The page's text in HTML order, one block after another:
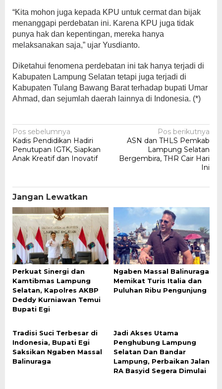
“Kita mohon juga kepada KPU untuk cermat dan bijak
menanggapi perdebatan ini. Karena KPU juga tidak
punya hak dan kepentingan, mereka hanya
melaksanakan saja,” ujar Yusdianto.
Diketahui fenomena perdebatan ini tak hanya terjadi di
Kabupaten Lampung Selatan tetapi juga terjadi di
Kabupaten Tulang Bawang Barat terhadap bupati Umar
Ahmad, dan sejumlah daerah lainnya di Indonesia. (*)
Navigasi
pos
Pos sebelumnya
Kadis Pendidikan Hadiri
Penutupan IGTK, Siapkan
Anak Kreatif dan Inovatif
Pos berikutnya
ASN dan THLS Pemkab
Lampung Selatan
Bergembira, THR Cair Hari
Ini
Jangan Lewatkan
Perkuat Sinergi dan
Kamtibmas Lampung
Selatan, Kapolres AKBP
Deddy Kurniawan Temui
Bupati Egi
Ngaben Massal Balinuraga
Memikat Turis Italia dan
Puluhan Ribu Pengunjung
Tradisi Suci Terbesar di
Indonesia, Bupati Egi
Saksikan Ngaben Massal
Balinuraga
Jadi Akses Utama
Penghubung Lampung
Selatan Dan Bandar
Lampung, Perbaikan Jalan
RA Basyid Segera Dimulai